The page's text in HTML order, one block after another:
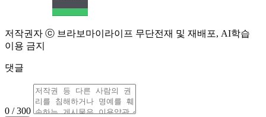
저작권자 ⓒ 브라보마이라이프 무단전재 및 재배포, AI학습
이용 금지
댓글
0 / 300